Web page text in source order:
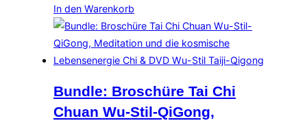
In den Warenkorb
Bundle: Broschüre Tai Chi
Chuan Wu-Stil-QiGong,